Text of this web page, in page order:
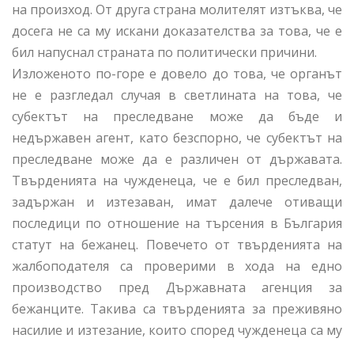
на произход. От друга страна молителят изтъква, че
досега не са му искани доказателства за това, че е
бил напуснал страната по политически причини.
Изложеното по-горе е довело до това, че органът
не е разгледал случая в светлината на това, че
субектът на преследване може да бъде и
недържавен агент, като безспорно, че субектът на
преследване може да е различен от държавата.
Твърденията на чужденеца, че е бил преследван,
задържан и изтезаван, имат далече отиващи
последици по отношение на търсения в България
статут на бежанец. Повечето от твърденията на
жалбоподателя са проверими в хода на едно
производство пред Държавната агенция за
бежанците. Такива са твърденията за преживяно
насилие и изтезание, които според чужденеца са му